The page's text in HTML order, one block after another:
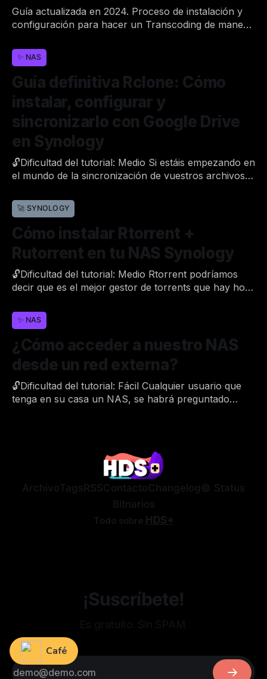
Guía actualizada en 2024. Proceso de instalación y
configuración para hacer un Transcoding de manera
✨ NAS
Guía definitiva Rclone: Cómo
instalar, configurar y
sincronizarlo con Google Drive
en Synology
🔓Dificultad del tutorial: Medio Si estáis empezando en
el mundo de la sincronización de vuestros archivos
topado seguramente con un programa llamado
'rclone'. También os habréis dado cuenta que existen
decenas de guías en las que cada uno explica el
🚀 SYNOLOGY
Cómo instalar Rtorrent +
Rutorrent en tu NAS Synology
🔓Dificultad del tutorial: Medio Rtorrent podríamos
decir que es el mejor gestor de torrents que hay hoy
cómo pueden instalarlo en su NAS y poder optimizar
la descarga mediante torrent de manera más rápida y
factible. En esta guía os voy a
✨ NAS
¿Cómo acceder a nuestro NAS
desde un red externa?
🔓Dificultad del tutorial: Fácil Cualquier usuario que
tenga en su casa un NAS, se habrá preguntado
queremos acceder a nuestro NAS para
ArchivoTagsRSSContactoChangelog🟢 Status
Bitnarios
Todo sobre HDS+
¡Suscríbete!